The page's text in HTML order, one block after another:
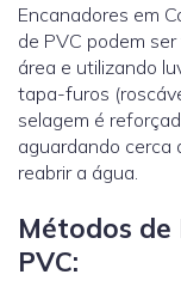
Encanadores em
de PVC podem
área e utilizando
tapa-furos
selagem é
aguardando cerca
reabrir a água.
Métodos de
PVC: